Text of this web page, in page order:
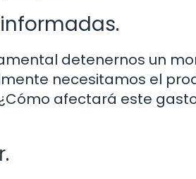
detenernos un
necesitamos el
afectará este